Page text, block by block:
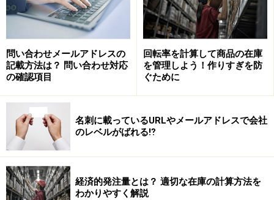
ど、いくつか例がありますが独自ドメイン料まで無料に
なるのは初めてです。
タダで提供して、マイクロソフトはどう儲
けるの？
『タダほどこわいものはない』と言いますが、マイクロ
ソフトはどうやって儲けるのでしょうか？
キーワード広告が広告の世界を変えた
問い合わせメールアドレスの
記載方法は？ 問い合わせ対応
の確認項目
回転率を計算して商品の在庫
を管理しよう！作りすぎを防
ぐために
名刺に載っているURLやメールアドレスで会社
のレベルがばれる⁉
経済的発注量とは？ 適切な在庫の計算方法を
わかりやすく解説